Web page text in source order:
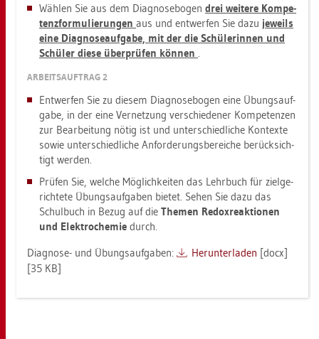
Wäh­len Sie aus dem Dia­gno­se­bo­gen drei wei­te­re Kom­pe­
tenz­for­mu­lie­run­gen aus und ent­wer­fen Sie dazu je­weils
eine Dia­gno­se­auf­ga­be, mit der die Schü­le­rin­nen und
Schü­ler diese über­prü­fen kön­nen .
AR­BEITS­AUF­TRAG 2
Ent­wer­fen Sie zu die­sem Dia­gno­se­bo­gen eine Übungs­auf­
ga­be, in der eine Ver­net­zung ver­schie­de­ner Kom­pe­ten­zen
zur Be­ar­bei­tung nötig ist und un­ter­schied­li­che Kon­tex­te
sowie un­ter­schied­li­che An­for­de­rungs­be­rei­che be­rück­sich­
tigt wer­den.
Prü­fen Sie, wel­che Mög­lich­kei­ten das Lehr­buch für ziel­ge­
rich­te­te Übungs­auf­ga­ben bie­tet. Sehen Sie dazu das
Schul­buch in Bezug auf die The­men Re­dox­re­ak­tio­nen
und Elek­tro­che­mie durch.
Dia­gno­se- und Übungs­auf­ga­ben:
Her­un­ter­la­den [docx]
[35 KB]